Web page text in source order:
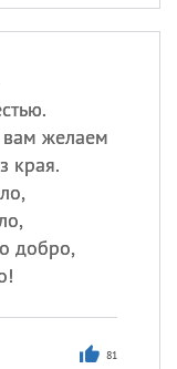
желаем
края.
добро,
81
значениеи